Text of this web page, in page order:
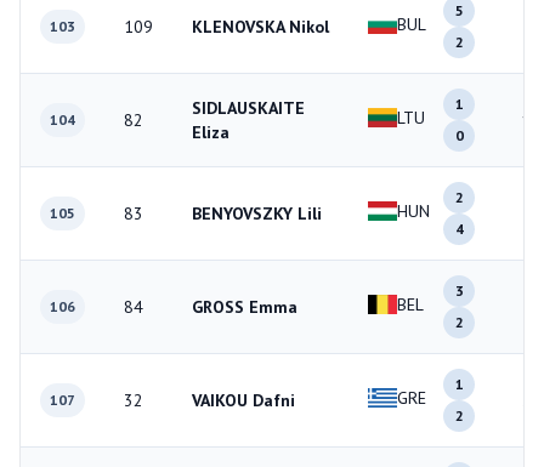
103 109 KLENOVSKA Nikol BUL
5
2
104 82
SIDLAUSKAITE
Eliza
LTU
1
0
1
105 83 BENYOVSZKY Lili HUN
2
4
106 84 GROSS Emma BEL
3
2
107 32 VAIKOU Dafni GRE
1
2